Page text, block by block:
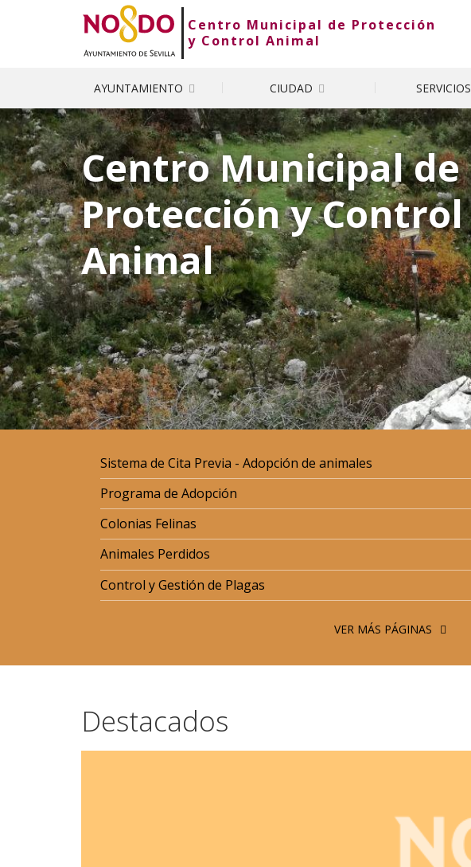
Saltar al contenido
Saltar a la navegación
Información de contacto
Centro Municipal de Protección
y Control Animal
AYUNTAMIENTO CIUDAD SERVICIOS
Centro Municipal de
Protección y Control
Animal
En
Portada
Sistema de Cita Previa - Adopción de animales
Programa de Adopción
Colonias Felinas
Animales Perdidos
Control y Gestión de Plagas
VER MÁS PÁGINAS
Destacados